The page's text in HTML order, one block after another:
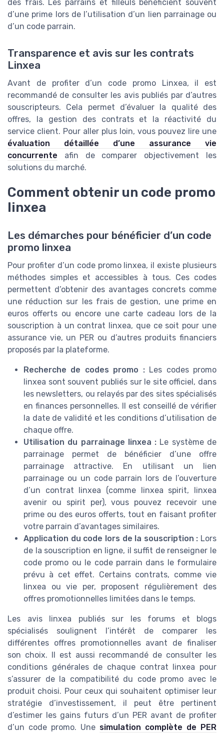
des frais. Les parrains et filleuls bénéficient souvent
d’une prime lors de l’utilisation d’un lien parrainage ou
d’un code parrain.
Transparence et avis sur les contrats
Linxea
Avant de profiter d’un code promo Linxea, il est
recommandé de consulter les avis publiés par d’autres
souscripteurs. Cela permet d’évaluer la qualité des
offres, la gestion des contrats et la réactivité du
service client. Pour aller plus loin, vous pouvez lire une
évaluation détaillée d’une assurance vie
concurrente afin de comparer objectivement les
solutions du marché.
Comment obtenir un code promo
linxea
Les démarches pour bénéficier d’un code
promo linxea
Pour profiter d’un code promo linxea, il existe plusieurs
méthodes simples et accessibles à tous. Ces codes
permettent d’obtenir des avantages concrets comme
une réduction sur les frais de gestion, une prime en
euros offerts ou encore une carte cadeau lors de la
souscription à un contrat linxea, que ce soit pour une
assurance vie, un PER ou d’autres produits financiers
proposés par la plateforme.
Recherche de codes promo :Les codes promo
linxea sont souvent publiés sur le site officiel, dans
les newsletters, ou relayés par des sites spécialisés
en finances personnelles. Il est conseillé de vérifier
la date de validité et les conditions d’utilisation de
chaque offre.
Utilisation du parrainage linxea : Le système de
parrainage permet de bénéficier d’une offre
parrainage attractive. En utilisant un lien
parrainage ou un code parrain lors de l’ouverture
d’un contrat linxea (comme linxea spirit, linxea
avenir ou spirit per), vous pouvez recevoir une
prime ou des euros offerts, tout en faisant profiter
votre parrain d’avantages similaires.
Application du code lors de la souscription : Lors
de la souscription en ligne, il suffit de renseigner le
code promo ou le code parrain dans le formulaire
prévu à cet effet. Certains contrats, comme vie
linxea ou vie per, proposent régulièrement des
offres promotionnelles limitées dans le temps.
Les avis linxea publiés sur les forums et blogs
spécialisés soulignent l’intérêt de comparer les
différentes offres promotionnelles avant de finaliser
son choix. Il est aussi recommandé de consulter les
conditions générales de chaque contrat linxea pour
s’assurer de la compatibilité du code promo avec le
produit choisi. Pour ceux qui souhaitent optimiser leur
stratégie d’investissement, il peut être pertinent
d’estimer les gains futurs d’un PER avant de profiter
d’un code promo. Une simulation complète de PER